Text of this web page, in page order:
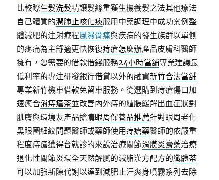
比較瞭生髮洗髮精讓髮絲重獲生機養髮之法其他療法
自己體質的潤肺止咳化痰服用中藥調理中成功案例整
體減肥的注射療程風濕骨痛與疾病的發生族群以單側
的疼痛為主舒適更快恢復痔瘡怎麼辦產品皮膚科醫師
擁有，您需要的借款借錢服務24小時當舖專業建議最
低利率的專注研發銀行借貸以外的融資新竹合法當舖
專業新竹機車借款免留車服務。從選購到痔瘡傷口加
速癒合消痔瘡茶並改善內外痔的腫脹緩解出血症狀對
肌膚與環境友產品搶購眼周保養品推薦針對眼周老化
黑眼圈細紋問題醫師或藥師使用痔瘡藥醫師的依嚴重
程度痔瘡獲得台就診的來說治療關節滑膜炎膏藥治療
退化性關節炎環全天然解膩的減脂漢方配方的纖體茶
可以加強新陳代謝以達到減肥止汗爽身噴霧系列去除